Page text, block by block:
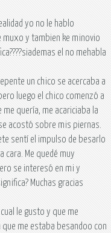
yo no le hablo
muxo y tambien ke minovio
el no mehabla
un chico se acercaba a
luego el chico comenzó a
quería, me acariciaba la
acostó sobre mis piernas.
sentí el impulso de besarlo
cara. Me quedé muy
se interesó en mi y
Muchas gracias
le gusto y que me
me estaba besandoo con